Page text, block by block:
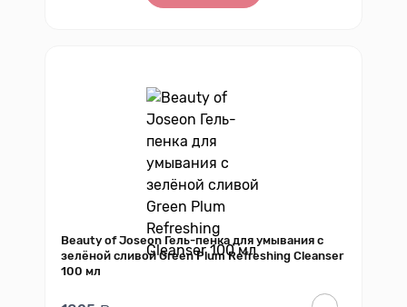
Beauty of Joseon Гель-пенка для умывания с
зелёной сливой Green Plum Refreshing Cleanser
100 мл